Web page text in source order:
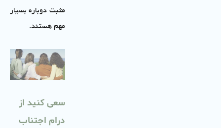
مثبت دوباره بسیار
مهم هستند.
سعی کنید از
درام اجتناب